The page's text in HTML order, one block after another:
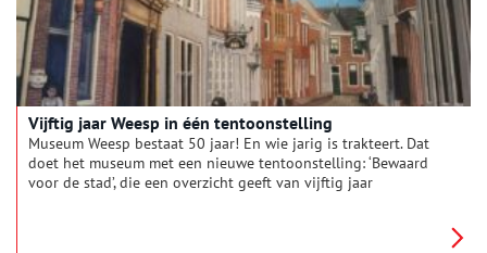
Vijftig jaar Weesp in één tentoonstelling
Museum Weesp bestaat 50 jaar! En wie jarig is trakteert. Dat
doet het museum met een nieuwe tentoonstelling: ‘Bewaard
voor de stad’, die een overzicht geeft van vijftig jaar